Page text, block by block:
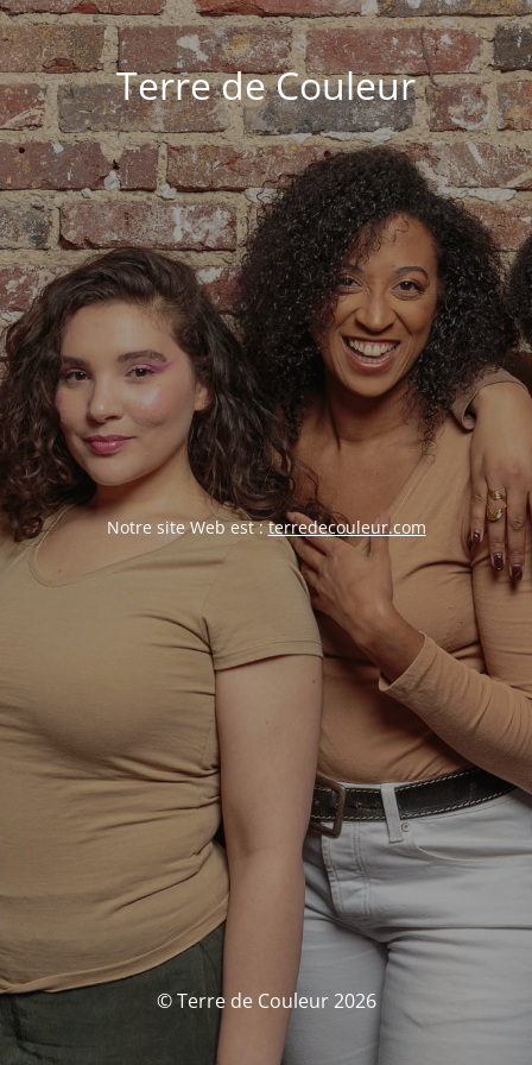
Terre de Couleur
Notre site Web est :terredecouleur.com
© Terre de Couleur 2026